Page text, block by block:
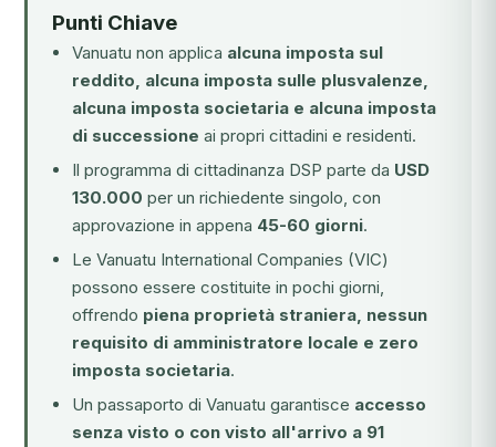
Punti Chiave
Vanuatu non applica alcuna imposta sul
reddito, alcuna imposta sulle plusvalenze,
alcuna imposta societaria e alcuna imposta
di successione ai propri cittadini e residenti.
Il programma di cittadinanza DSP parte da USD
130.000 per un richiedente singolo, con
approvazione in appena 45-60 giorni.
Le Vanuatu International Companies (VIC)
possono essere costituite in pochi giorni,
offrendo piena proprietà straniera, nessun
requisito di amministratore locale e zero
imposta societaria.
Un passaporto di Vanuatu garantisce accesso
senza visto o con visto all'arrivo a 91